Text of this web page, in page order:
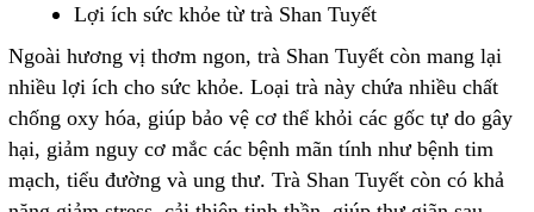
Lợi ích sức khỏe từ trà Shan Tuyết
Ngoài hương vị thơm ngon, trà Shan Tuyết còn mang lại
nhiều lợi ích cho sức khỏe. Loại trà này chứa nhiều chất
chống oxy hóa, giúp bảo vệ cơ thể khỏi các gốc tự do gây
hại, giảm nguy cơ mắc các bệnh mãn tính như bệnh tim
mạch, tiểu đường và ung thư. Trà Shan Tuyết còn có khả